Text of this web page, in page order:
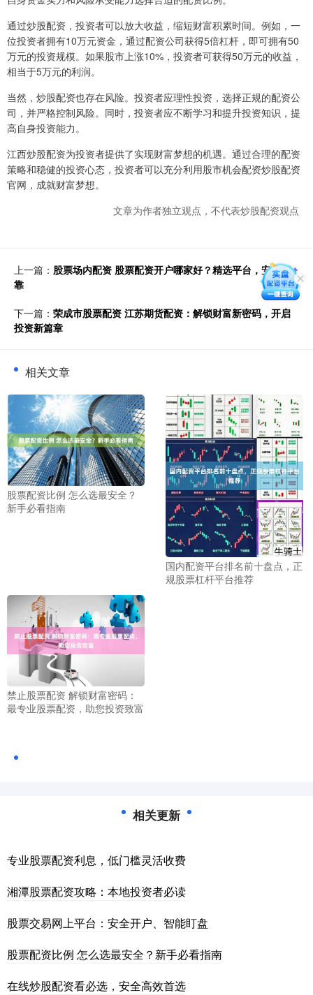
通过炒股配资，投资者可以放大收益，缩短财富积累时间。例如，一
位投资者拥有10万元资金，通过配资公司获得5倍杠杆，即可拥有50
万元的投资规模。如果股市上涨10%，投资者可获得50万元的收益，
相当于5万元的利润。
当然，炒股配资也存在风险。投资者应理性投资，选择正规的配资公
司，并严格控制风险。同时，投资者应不断学习和提升投资知识，提
高自身投资能力。
江西炒股配资为投资者提供了实现财富梦想的机遇。通过合理的配资
策略和稳健的投资心态，投资者可以充分利用股市机会配资炒股配资
官网，成就财富梦想。
文章为作者独立观点，不代表炒股配资观点
上一篇： 股票场内配资 股票配资开户哪家好？精选平台，安全可
靠
下一篇： 荣成市股票配资 江苏期货配资：解锁财富新密码，开启
投资新篇章
相关文章
股票配资比例 怎么选最安全？
新手必看指南
国内配资平台排名前十盘点，正
规股票杠杆平台推荐
禁止股票配资 解锁财富密码：
最专业股票配资，助您投资致富
相关更新
专业股票配资利息，低门槛灵活收费
湘潭股票配资攻略：本地投资者必读
股票交易网上平台：安全开户、智能盯盘
股票配资比例 怎么选最安全？新手必看指南
在线炒股配资看必选，安全高效首选